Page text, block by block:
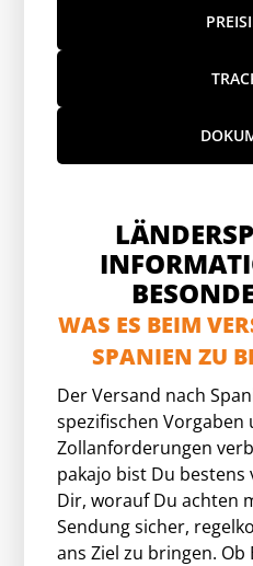
WAS ES BEIM
SPANIEN ZU
Der Versand nach
spezifischen Vorgaben
Zollanforderungen
pakajo bist Du
Dir, worauf Du achten
Sendung sicher,
ans Ziel zu bringen.